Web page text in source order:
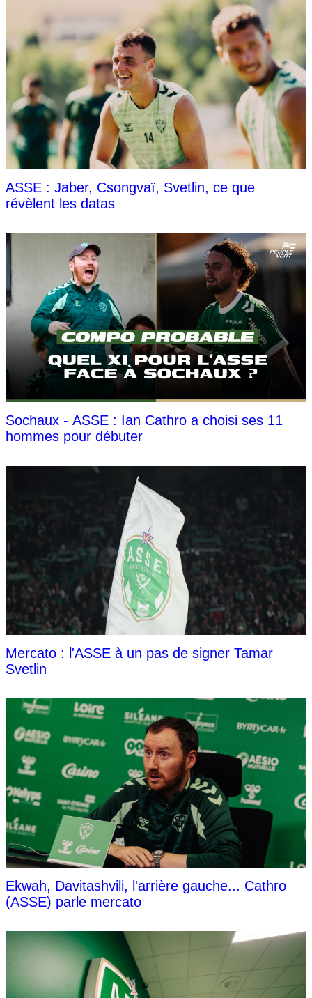
ASSE : Jaber, Csongvaï, Svetlin, ce que
révèlent les datas
Sochaux - ASSE : Ian Cathro a choisi ses 11
hommes pour débuter
Mercato : l'ASSE à un pas de signer Tamar
Svetlin
Ekwah, Davitashvili, l'arrière gauche... Cathro
(ASSE) parle mercato